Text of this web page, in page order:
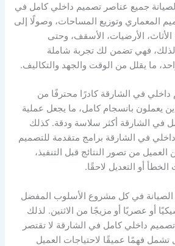
جميع عناصر تصميم داخلي كامل في
المعماري وتوزيع المساحات، وصولًا إلى
الأثاث، الأرضيات، الأسقف، وحتى
لذلك، فهي تضمن لك تجربة شاملة
ما يقلل من الوقت والجهد والتكاليف.
داخلي في الشارقة كادرًا محترفًا من
يعملون بانسجام كامل، ما يجعل عملية
في الشارقة أكثر سلاسة ودقة. كذلك
في الشارقة برامج متقدمة للتصميم
العميل من تصور النتائج قبل التنفيذ،
الخطأ أو التعديل لاحقًا.
في كل مشروع الأسلوب المفضل
أو عصريًا أو مزيجًا من الاثنين. لذلك
داخلي كامل في الشارقة لا تقتصر
فهمًا عميقًا لاحتياجات العميل